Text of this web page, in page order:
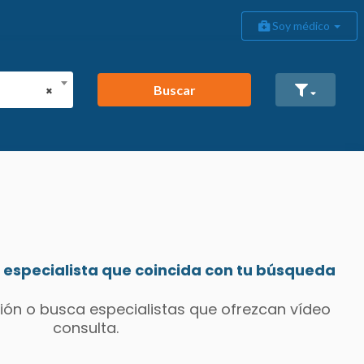
Soy médico
× Buscar
que coincida con tu búsqueda
o busca especialistas que ofrezcan vídeo
consulta.